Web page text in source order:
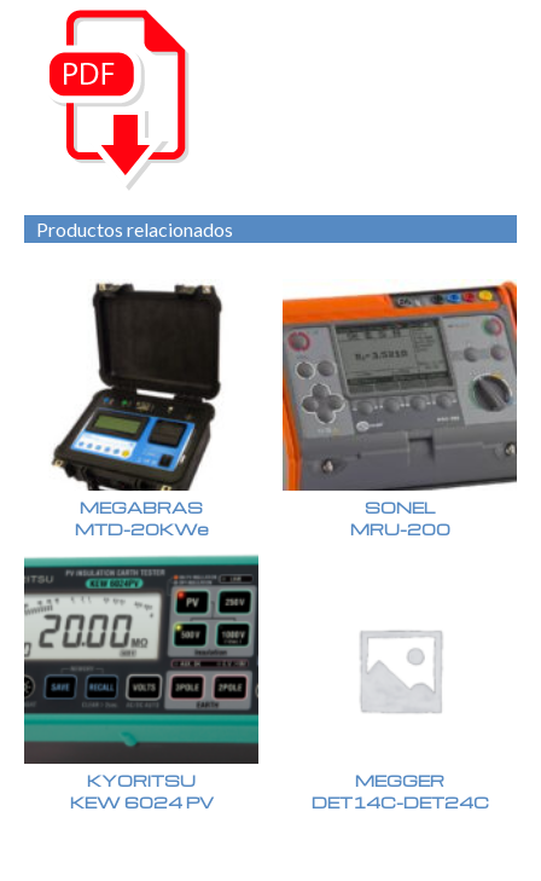
Productos relacionados
MEGABRAS
MTD-20KWe
SONEL
MRU-200
KYORITSU
KEW 6024 PV
MEGGER
DET14C-DET24C